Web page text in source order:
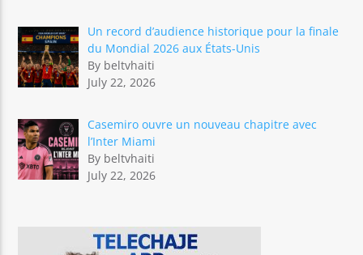
Un record d’audience historique pour la finale
du Mondial 2026 aux États-Unis
By beltvhaiti
July 22, 2026
Casemiro ouvre un nouveau chapitre avec
l’Inter Miami
By beltvhaiti
July 22, 2026